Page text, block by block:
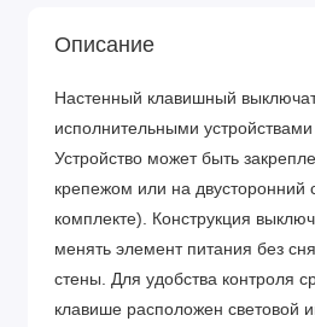
Описание
Настенный клавишный
исполнительными устройствами
Устройство может быть
крепежом или на двусторонний
комплекте). Конструкция
менять элемент питания без
стены. Для удобства контроля
клавише расположен световой